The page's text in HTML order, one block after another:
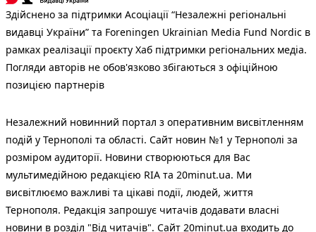
Здійснено за підтримки Асоціації “Незалежні регіональні
видавці України” та Foreningen Ukrainian Media Fund Nordic в
рамках реалізації проєкту Хаб підтримки регіональних медіа.
Погляди авторів не обов'язково збігаються з офіційною
позицією партнерів
Незалежний новинний портал з оперативним висвітленням
подій у Тернополі та області. Сайт новин №1 у Тернополі за
розміром аудиторії. Новини створюються для Вас
мультимедійною редакцією RIA та 20minut.ua. Ми
висвітлюємо важливі та цікаві події, людей, життя
Тернополя. Редакція запрошує читачів додавати власні
новини в розділ "Від читачів". Сайт 20minut.ua входить до